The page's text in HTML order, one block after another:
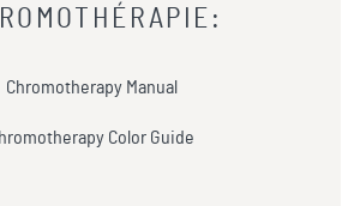
:
Chromotherapy Manual
Color Guide